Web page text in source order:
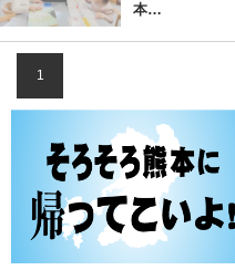
本…
1